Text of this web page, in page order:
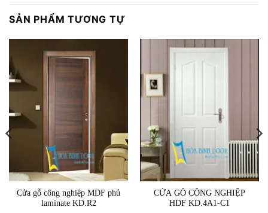
SẢN PHẨM TƯƠNG TỰ
Cửa gỗ công nghiệp MDF phủ
laminate KD.R2
CỬA GỖ CÔNG NGHIỆP
HDF KD.4A1-C1